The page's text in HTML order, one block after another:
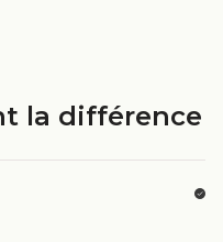
la différence